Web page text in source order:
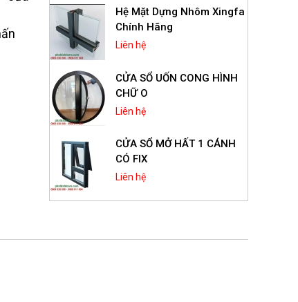
Hệ Mặt Dựng Nhôm Xingfa
Chính Hãng
Liên hệ
CỬA SỔ UỐN CONG HÌNH
CHỮ O
Liên hệ
CỬA SỔ MỞ HẤT 1 CÁNH
CÓ FIX
Liên hệ
Liên hệ